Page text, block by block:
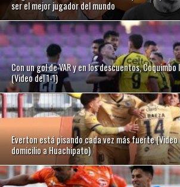
ser el mejor jugador del mundo
Con un gol de VAR y en los descuentos,
(Video del 1-1)
Everton está pisando cada vez más fuerte
domicilio a Huachipato)